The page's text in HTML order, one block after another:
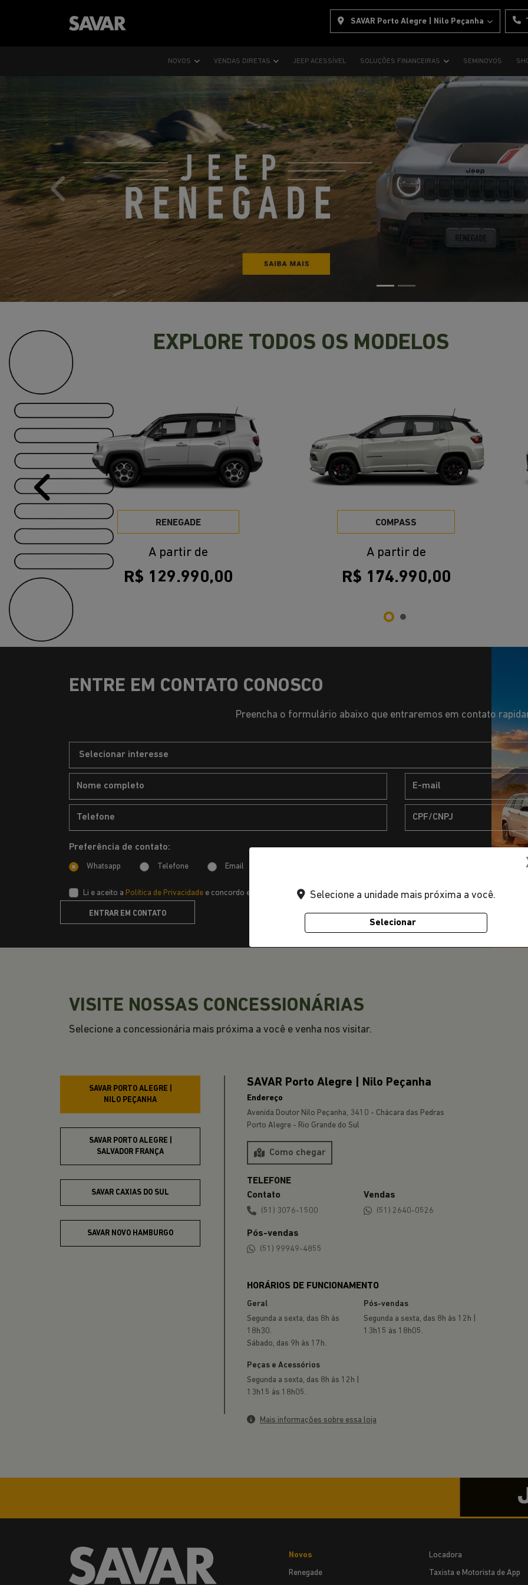
SAVAR Porto Alegre | Nilo Peçanha
NOVOS VENDAS DIRETAS JEEP ACESSÍVEL SOLUÇÕES FINANCEIRAS SEMINOVOS
templates.template-01.components.carousel.texts.control_prev
EXPLORE TODOS OS MODELOS
RENEGADE
A partir de
R$ 129.990,00
COMPASS
Anterior
ENTRE EM CONTATO CONOSCO
Preencha o formulário abaixo que entraremos em contato
Preferência de contato:
Li e aceito a Política de Privacidadee concordo em receber comunicações da concessionária.
Selecione a unidade mais próxima a você.
Selecionar